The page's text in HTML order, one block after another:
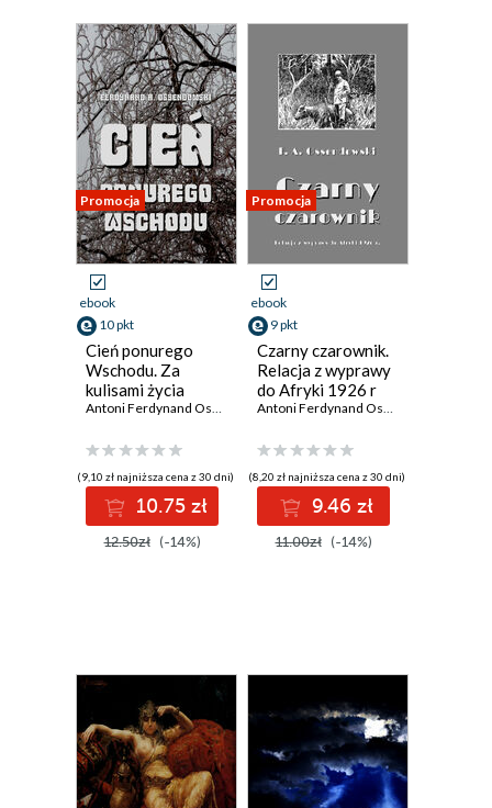
Promocja
ebook
10 pkt
Cień ponurego
Wschodu. Za
kulisami życia
rosyjskiego
Antoni Ferdynand Ossendowski
(9,10 zł najniższa cena z 30 dni)
10.75 zł
12.50zł (-14%)
Promocja
ebook
9 pkt
Czarny czarownik.
Relacja z wyprawy
do Afryki 1926 r
Antoni Ferdynand Ossendowski
(8,20 zł najniższa cena z 30 dni)
9.46 zł
11.00zł (-14%)